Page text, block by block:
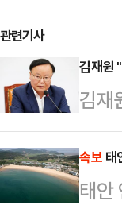
관련기사
김재원
김재
의 '
답변
팅'
속보 태
태안